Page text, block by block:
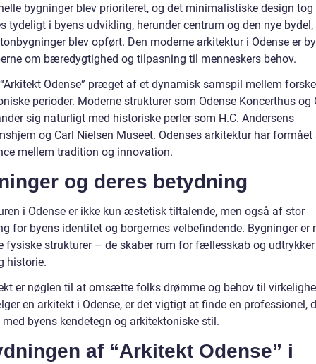
bygninger blev prioriteret, og det minimalistiske design tog
tydeligt i byens udvikling, herunder centrum og den nye bydel,
blev opført. Den moderne arkitektur i Odense er
om bæredygtighed og tilpasning til menneskers behov.
Odense” præget af et dynamisk samspil mellem
perioder. Moderne strukturer som Odense Koncerthus og
sig naturligt med historiske perler som H.C. Andersens
og Carl Nielsen Museet. Odenses arkitektur har formået
mellem tradition og innovation.
og deres betydning
i Odense er ikke kun æstetisk tiltalende, men også af stor
for byens identitet og borgernes velbefindende. Bygninger er
fysiske strukturer – de skaber rum for fællesskab og
historie.
er nøglen til at omsætte folks drømme og behov til
en arkitekt i Odense, er det vigtigt at finde en professionel,
byens kendetegn og arkitektoniske stil.
af “Arkitekt Odense” i